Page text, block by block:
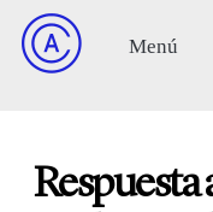
Respuesta